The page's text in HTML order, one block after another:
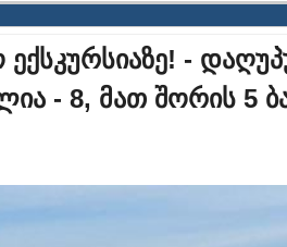
-
- 8, მათ შორის 5